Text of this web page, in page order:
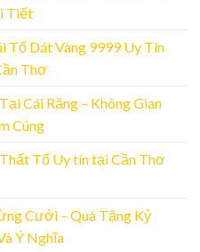
Tiết
Tổ Dát Vàng 9999 Uy Tín
Thơ
Cái Răng – Không Gian
Cúng
Tổ Uy tín tại Cần Thơ
Cưới – Quà Tặng Kỷ
Ý Nghĩa